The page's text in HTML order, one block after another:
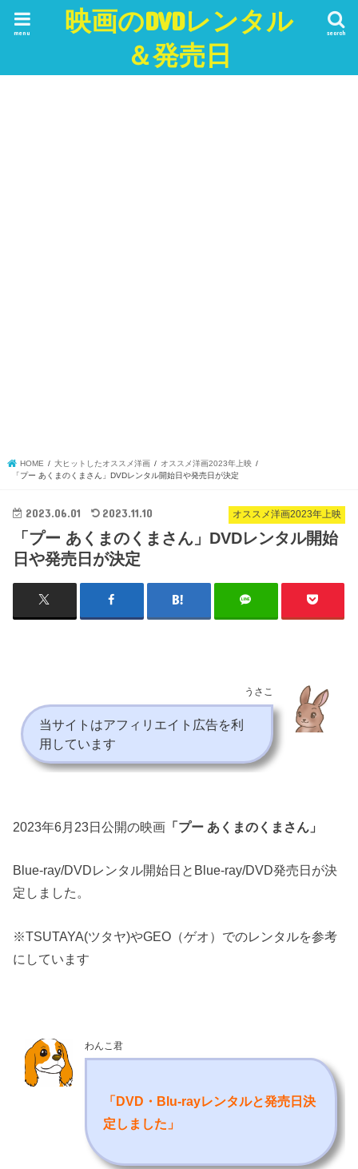
映画のDVDレンタル
＆発売日
search
menu
HOME 大ヒットしたオススメ洋画
オススメ洋画2023年上映
「プー あくまのくまさん」DVDレンタル開始日や発売日が決定
オススメ洋画2023年上映
2023.06.01 2023.11.10
「プー あくまのくまさん」DVDレンタル開始
日や発売日が決定
うさこ
当サイトはアフィリエイト広告を利
用しています
2023年6月23日公開の映画 「プー あくまのくまさん」
Blue-ray/DVDレンタル開始日とBlue-ray/DVD発売日が決
定しました。
※TSUTAYA(ツタヤ)やGEO（ゲオ）でのレンタルを参考
にしています
わんこ君
「DVD・Blu-rayレンタルと発売日決
定しました 」